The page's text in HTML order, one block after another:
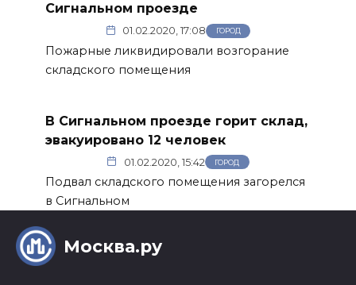
Сигнальном проезде
01.02.2020, 17:08 ГОРОД
Пожарные ликвидировали возгорание
складского помещения
В Сигнальном проезде горит склад,
эвакуировано 12 человек
01.02.2020, 15:42 ГОРОД
Подвал складского помещения загорелся
в Сигнальном
Москва.ру